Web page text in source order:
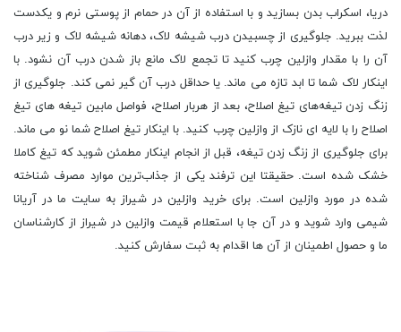
دریا، اسکراب بدن بسازید و با استفاده از آن در حمام از پوستی نرم و یکدست
لذت ببرید. جلوگیری از چسبیدن درب شیشه لاک، دهانه شیشه‌ لاک و زیر درب
آن را با مقدار وازلین چرب کنید تا تجمع لاک مانع باز شدن درب آن نشود. با
اینکار لاک شما تا ابد تازه می‌ ماند. یا حداقل درب آن گیر نمی کند. جلوگیری از
زنگ زدن تیغه‌های تیغ اصلاح، بعد از هربار اصلاح، فواصل مابین تیغه‌ های تیغ
اصلاح را با لایه‌ ای نازک از وازلین چرب کنید. با اینکار تیغ اصلاح شما نو می‌ ماند.
برای جلوگیری از زنگ زدن تیغه، قبل از انجام اینکار مطمئن شوید که تیغ کاملا
خشک شده است. حقیقتا این ترفند یکی از جذاب‌ترین موارد مصرف شناخته
شده‌ در مورد وازلین است. برای خرید وازلین در شیراز به سایت ما در آریانا
شیمی وارد شوید و در آن جا با استعلام قیمت وازلین در شیراز از کارشناسان
ما و حصول اطمینان از آن ها اقدام به ثبت سفارش کنید.